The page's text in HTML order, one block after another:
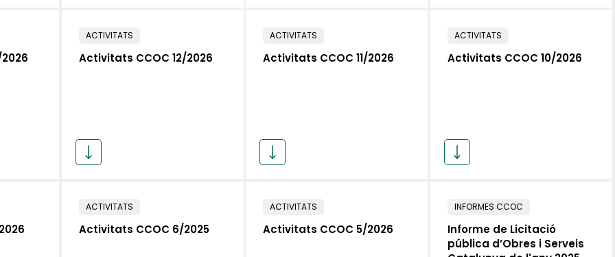
ACTIVITATS
Activitats CCOC 12/2026
ACTIVITATS
Activitats CCOC 11/2026
ACTIVITATS
Activitats CCOC 10/2026
ACTIVITATS
Activitats CCOC 6/2025
ACTIVITATS
Activitats CCOC 5/2026
INFORMES CCOC
Informe de Licitació
pública d’Obres i Serveis